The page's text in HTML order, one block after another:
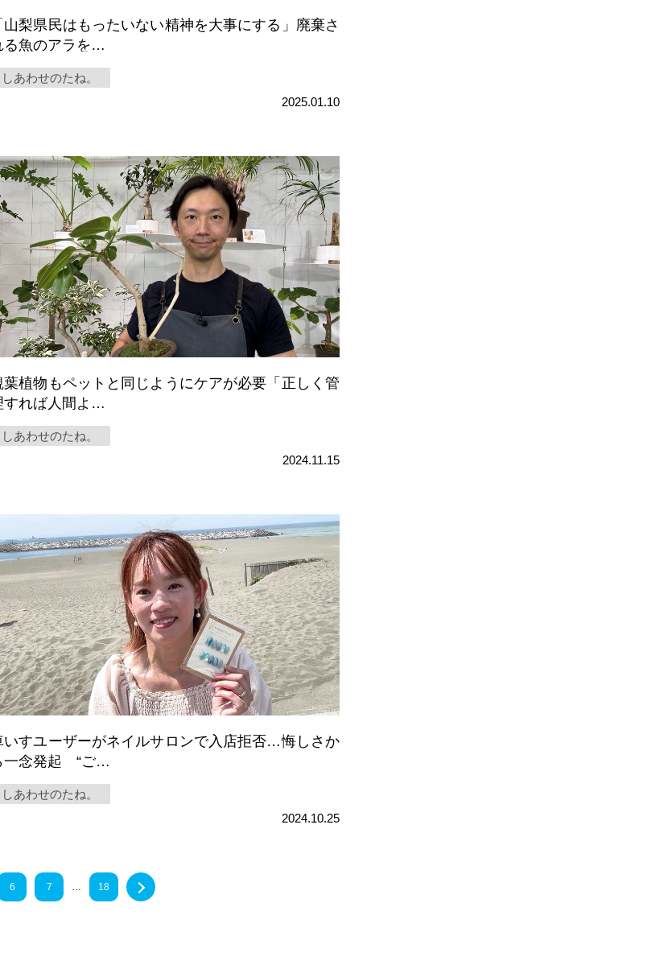
山梨県民はもったいない精神を大事にする」廃棄さ
る魚のアラを…
しあわせのたね。
2025.01.10
葉植物もペットと同じようにケアが必要「正しく管
すれば人間よ…
しあわせのたね。
2024.11.15
いすユーザーがネイルサロンで入店拒否…悔しさか
一念発起 “ご…
しあわせのたね。
2024.10.25
6 7 … 18